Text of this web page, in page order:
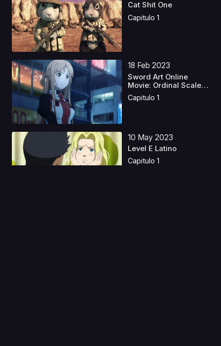
Cat Shit One
Capitulo 1
18 Feb 2023
Sword Art Online
Movie: Ordinal Scale
La...
Capitulo 1
10 May 2023
Level E Latino
Capitulo 1